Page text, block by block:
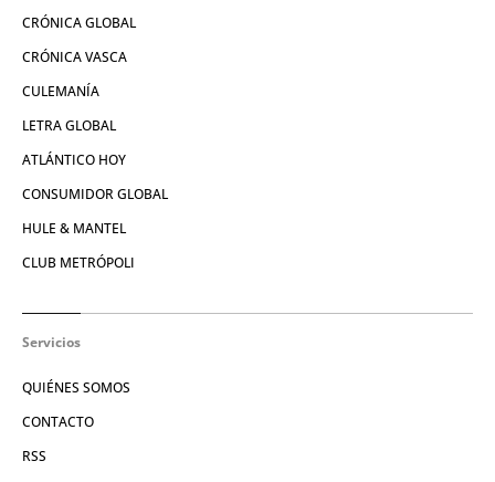
CRÓNICA GLOBAL
CRÓNICA VASCA
CULEMANÍA
LETRA GLOBAL
ATLÁNTICO HOY
CONSUMIDOR GLOBAL
HULE & MANTEL
CLUB METRÓPOLI
Servicios
QUIÉNES SOMOS
CONTACTO
RSS